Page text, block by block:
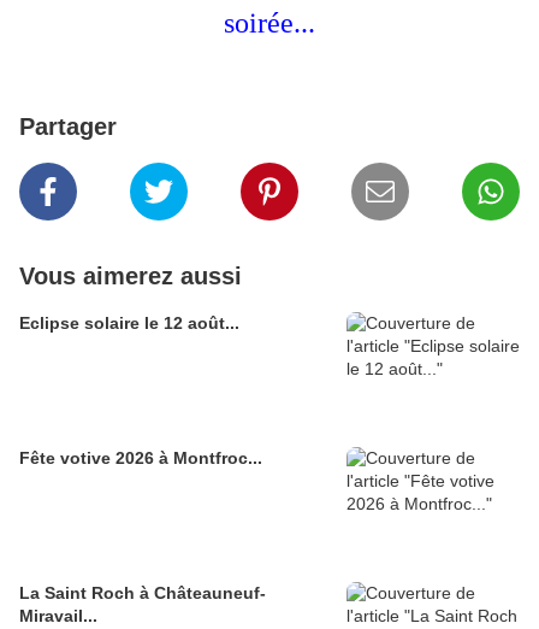
soirée...
Partager
Vous aimerez aussi
Eclipse solaire le 12 août...
Fête votive 2026 à Montfroc...
La Saint Roch à Châteauneuf-
Miravail...